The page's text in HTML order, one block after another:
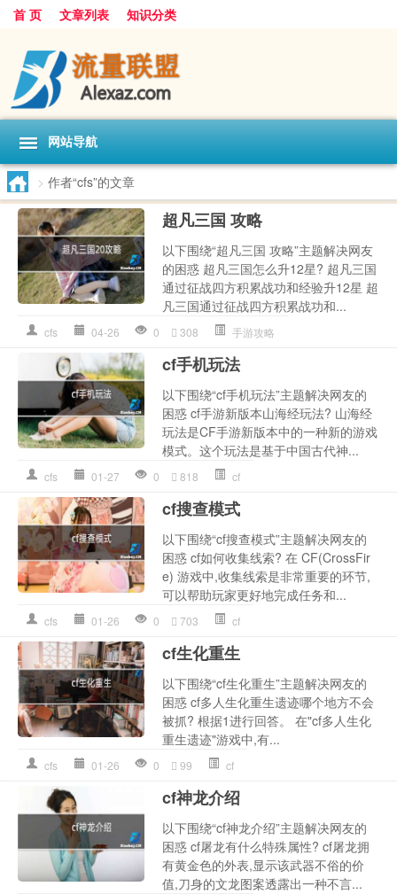
首 页 文章列表 知识分类
网站导航
> 作者“cfs”的文章
超凡三国 攻略
以下围绕“超凡三国 攻略”主题解决网友
的困惑 超凡三国怎么升12星? 超凡三国
通过征战四方积累战功和经验升12星 超
凡三国通过征战四方积累战功和...
cfs 04-26 0 308 手游攻略
cf手机玩法
以下围绕“cf手机玩法”主题解决网友的
困惑 cf手游新版本山海经玩法? 山海经
玩法是CF手游新版本中的一种新的游戏
模式。这个玩法是基于中国古代神...
cfs 01-27 0 818 cf
cf搜查模式
以下围绕“cf搜查模式”主题解决网友的
困惑 cf如何收集线索? 在 CF(CrossFir
e) 游戏中,收集线索是非常重要的环节,
可以帮助玩家更好地完成任务和...
cfs 01-26 0 703 cf
cf生化重生
以下围绕“cf生化重生”主题解决网友的
困惑 cf多人生化重生遗迹哪个地方不会
被抓? 根据1进行回答。 在"cf多人生化
重生遗迹"游戏中,有...
cfs 01-26 0 99 cf
cf神龙介绍
以下围绕“cf神龙介绍”主题解决网友的
困惑 cf屠龙有什么特殊属性? cf屠龙拥
有黄金色的外表,显示该武器不俗的价
值,刀身的文龙图案透露出一种不言...